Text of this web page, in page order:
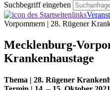
Suchbegriff eingeben
Vorpommern | 28. Rügener
Mecklenburg-
Krankenhaustage
Thema | 28. Rügener